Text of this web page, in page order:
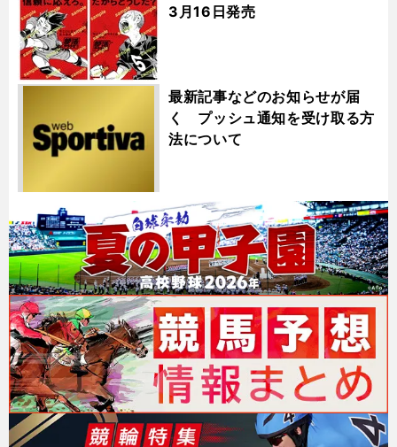
3月16日発売
最新記事などのお知らせが届
く プッシュ通知を受け取る方
法について